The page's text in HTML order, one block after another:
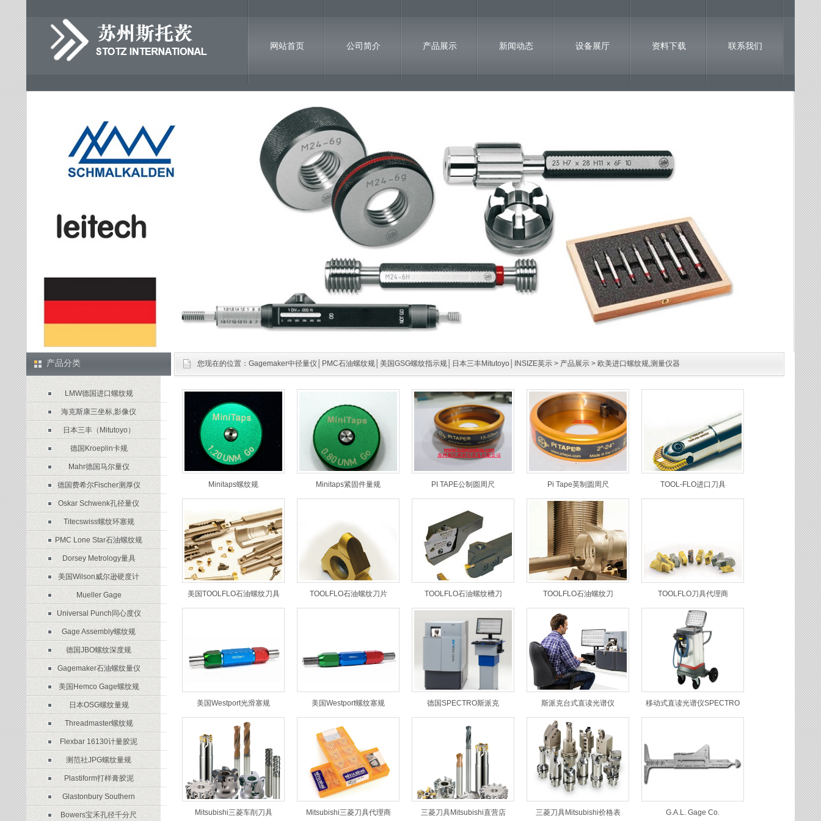
网站首页 公司简介 产品展示 新闻动态 设备展厅 资料下载 联系我们
诚聘英才
您现在的位置： Gagemaker中径量仪│PMC石油螺纹规│美国GSG螺纹指示规│日本三丰Mitutoyo│INSIZE英示 > 产品展示 > 欧美进口螺纹规,测量仪器
产品分类
LMW德国进口螺纹规
海克斯康三坐标,影像仪
日本三丰（Mitutoyo）
德国Kroeplin卡规
Mahr德国马尔量仪
德国费希尔Fischer测厚仪
Oskar Schwenk孔径量仪
Titecswiss螺纹环塞规
PMC Lone Star石油螺纹规
Dorsey Metrology量具
美国Wilson威尔逊硬度计
Mueller Gage
Universal Punch同心度仪
Gage Assembly螺纹规
德国JBO螺纹深度规
Gagemaker石油螺纹量仪
美国Hemco Gage螺纹规
日本OSG螺纹量规
Threadmaster螺纹规
Flexbar 16130计量胶泥
测范社JPG螺纹量规
Plastiform打样膏胶泥
Glastonbury Southern
Bowers宝禾孔径千分尺
Minitaps螺纹规 Minitaps紧固件量规 PI TAPE公制圆周尺 Pi Tape英制圆周尺 TOOL-FLO进口刀具
美国TOOLFLO石油螺纹刀具 TOOLFLO石油螺纹刀片 TOOLFLO石油螺纹槽刀 TOOLFLO石油螺纹刀 TOOLFLO刀具代理商
美国Westport光滑塞规 美国Westport螺纹塞规 德国SPECTRO斯派克 斯派克台式直读光谱仪 移动式直读光谱仪SPECTRO
Mitsubishi三菱车削刀具 Mitsubishi三菱刀具代理商 三菱刀具Mitsubishi直营店 三菱刀具Mitsubishi价格表 G.A.L. Gage Co.